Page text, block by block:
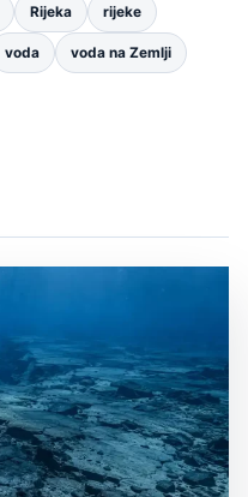
Rijeka rijeke
voda voda na Zemlji